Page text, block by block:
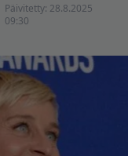
Päivitetty: 28.8.2025
09:30